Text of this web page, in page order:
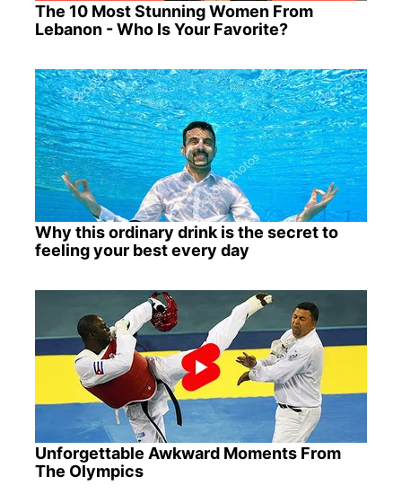
The 10 Most Stunning Women From
Lebanon - Who Is Your Favorite?
Why this ordinary drink is the secret to
feeling your best every day
Unforgettable Awkward Moments From
The Olympics